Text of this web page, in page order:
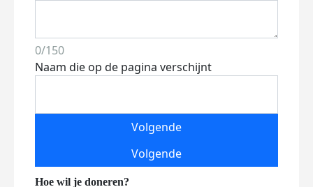
0/150
Naam die op de pagina verschijnt
Volgende
Volgende